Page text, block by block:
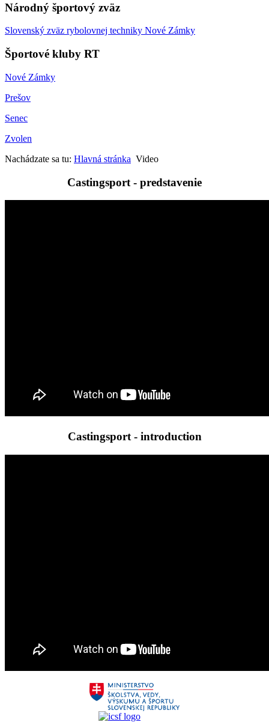
Národný športový zväz
Slovenský zväz rybolovnej techniky Nové Zámky
Športové kluby RT
Nové Zámky
Prešov
Senec
Zvolen
Nachádzate sa tu: Hlavná stránka Video
Castingsport - predstavenie
Castingsport - introduction